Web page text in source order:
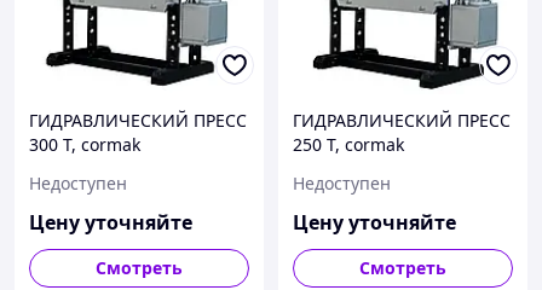
ГИДРАВЛИЧЕСКИЙ ПРЕСС
300 T, cormak
Недоступен
Цену уточняйте
Смотреть
ГИДРАВЛИЧЕСКИЙ ПРЕСС
250 T, cormak
Недоступен
Цену уточняйте
Смотреть